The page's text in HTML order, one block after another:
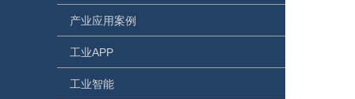
产业应用案例
工业APP
工业智能